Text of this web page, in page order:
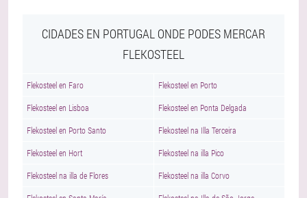
CIDADES EN PORTUGAL ONDE PODES MERCAR
FLEKOSTEEL
Flekosteel en Faro Flekosteel en Porto
Flekosteel en Lisboa Flekosteel en Ponta Delgada
Flekosteel en Porto Santo Flekosteel na Illa Terceira
Flekosteel en Hort Flekosteel na illa Pico
Flekosteel na illa de Flores Flekosteel na illa Corvo